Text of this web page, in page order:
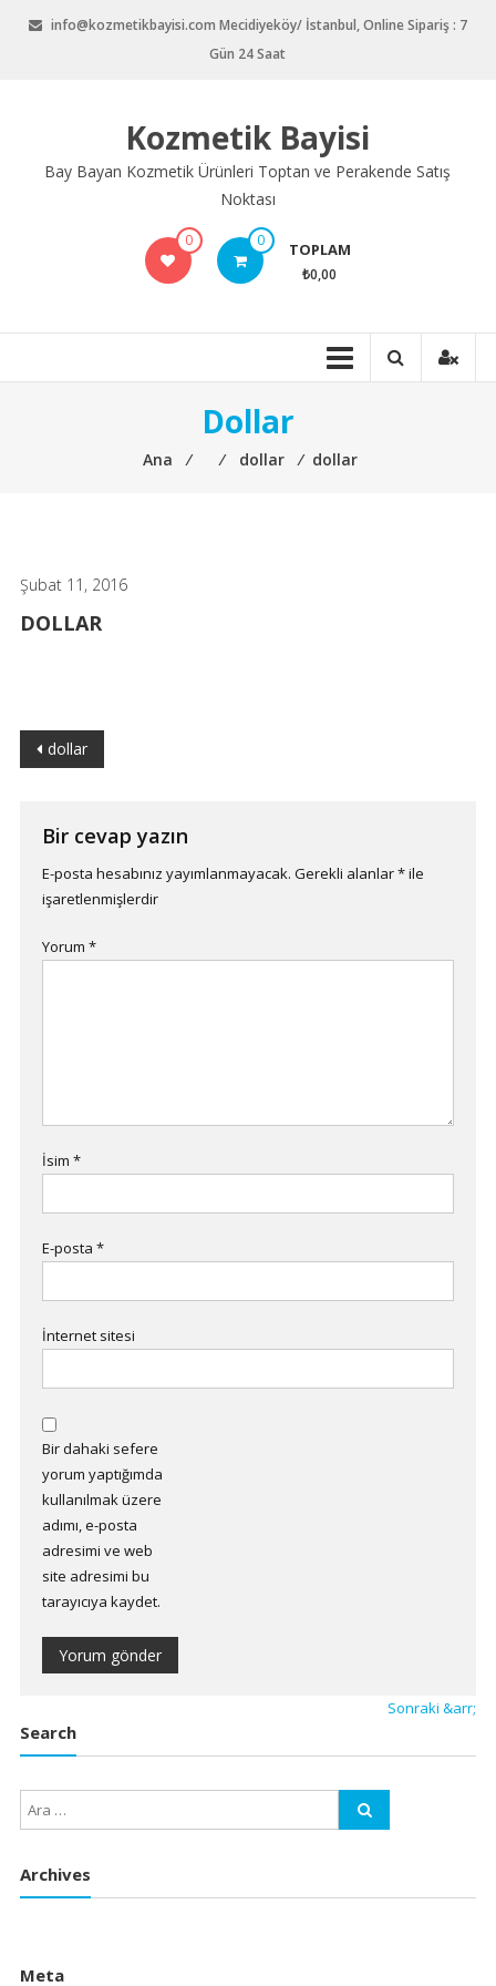
info@kozmetikbayisi.com Mecidiyeköy/ İstanbul, Online Sipariş : 7
Gün 24 Saat
Kozmetik Bayisi
Bay Bayan Kozmetik Ürünleri Toptan ve Perakende Satış
Noktası
0 0 TOPLAM
₺0,00
Dollar
Ana ⁄ ⁄ dollar ⁄ dollar
Şubat 11, 2016
DOLLAR
Yazı
dollar
Bir cevap yazın
E-posta hesabınız yayımlanmayacak. Gerekli alanlar*ile
işaretlenmişlerdir
Yorum *
İsim *
E-posta *
İnternet sitesi
Bir dahaki sefere
yorum yaptığımda
kullanılmak üzere
adımı, e-posta
adresimi ve web
site adresimi bu
tarayıcıya kaydet.
Sonraki &arr;
Search
Archives
Meta